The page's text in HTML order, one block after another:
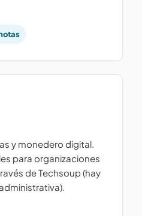
y monedero digital.
para organizaciones
de Techsoup (hay